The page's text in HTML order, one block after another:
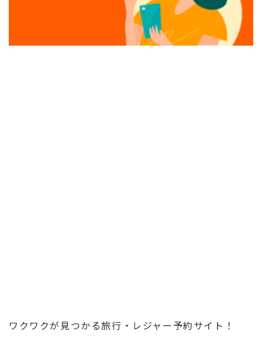
ワクワクが見つかる旅行・レジャー予約サイト！